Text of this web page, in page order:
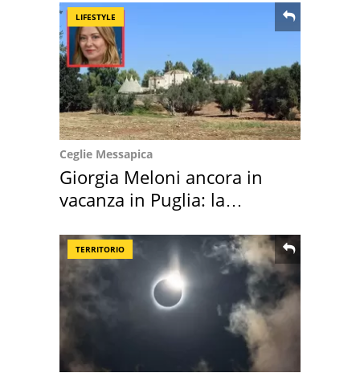
LIFESTYLE
Ceglie Messapica
Giorgia Meloni ancora in
vacanza in Puglia: la
TERRITORIO